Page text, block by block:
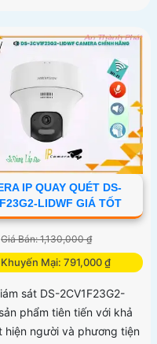
IP QUAY QUÉT DS-
LIDWF GIÁ TỐT
Giá Bán: 1,130,000 ₫
Mại: 791,000 ₫
sát DS-2CV1F23G2-
phẩm tiên tiến với khả
hiện người và phương tiện